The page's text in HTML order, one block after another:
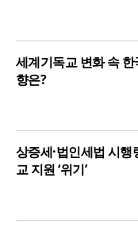
세계기독교 변화 속
향은?
상증세·법인세법 시행
교 지원 ‘위기’